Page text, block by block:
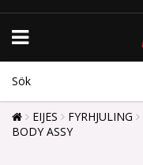
EIJES FYRHJULING
BODY ASSY